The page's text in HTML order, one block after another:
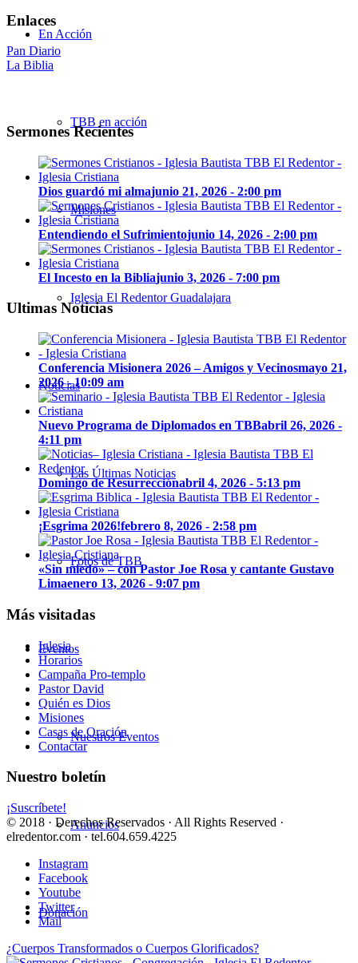
En Acción
TBB en acción
Misiones
Iglesia El Redentor Guadalajara
Noticias
Las Últimas Noticias
Fotos de TBB
Eventos
Nuestros Eventos
Anuncios
Donación
Enlaces
Pan Diario
La Biblia
Sermones Recientes
Dios guardó mi almajunio 21, 2026 - 2:00 pm
Entendiendo el Sufrimientojunio 14, 2026 - 2:00 pm
El Incesto en la Bibliajunio 3, 2026 - 7:00 pm
Ultimas Noticias
Conferencia Misionera 2026 – Amigos y Vecinosmayo 21,
2026 - 10:09 am
Nuevo Programa de Diplomados en TBBabril 26, 2026 -
4:11 pm
Domingo de Resurrecciónabril 4, 2026 - 5:13 pm
¡Esgrima 2026!febrero 8, 2026 - 2:58 pm
«Sin miedo» – con Pastor Joe Rosa y cantante Gustavo
Limaenero 13, 2026 - 9:07 pm
Más visitadas
Iglesia
Horarios
Campaña Pro-templo
Pastor David
Quién es Dios
Misiones
Casas de Oración
Contactar
Nuestro boletín
¡Suscríbete!
© 2018 · Derechos Reservados · All Rights Reserved ·
elredentor.com · tel.604.659.4225
Instagram
Facebook
Youtube
Twitter
Mail
¿Cuerpos Transformados o Cuerpos Glorificados?